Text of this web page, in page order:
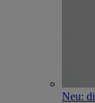
Neu: